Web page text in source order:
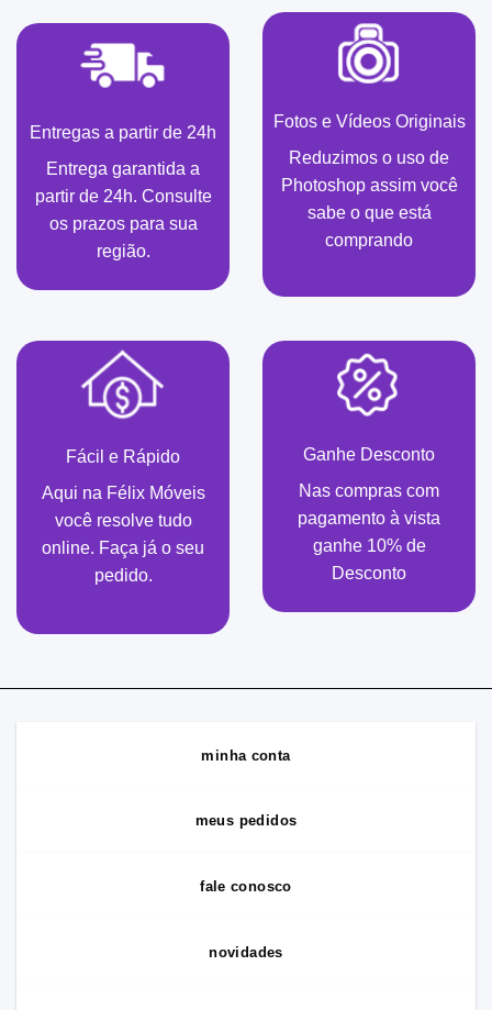
Entregas a partir de 24h
Entrega garantida a
partir de 24h. Consulte
os prazos para sua
região.
Fotos e Vídeos Originais
Reduzimos o uso de
Photoshop assim você
sabe o que está
comprando
Fácil e Rápido
Aqui na Félix Móveis
você resolve tudo
online. Faça já o seu
pedido.
Ganhe Desconto
Nas compras com
pagamento à vista
ganhe 10% de
Desconto
minha conta
meus pedidos
fale conosco
novidades